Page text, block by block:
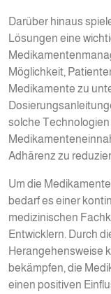
Darüber hinaus
Lösungen eine
Möglichkeit,
Medikamente zu
solche
Adhärenz zu
Um die
bedarf es einer
medizinischen
Entwicklern. Durch
Herangehensweise
bekämpfen, die
einen positiven